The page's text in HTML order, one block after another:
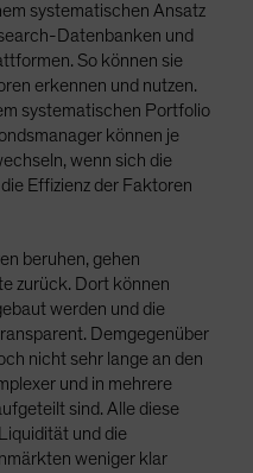
systematischen Ansatz
Datenbanken und
So können sie
erkennen und nutzen.
systematischen Portfolio
können je
wenn sich die
Effizienz der Faktoren
beruhen, gehen
zurück. Dort können
werden und die
Demgegenüber
nicht sehr lange an den
und in mehrere
sind. Alle diese
und die
weniger klar